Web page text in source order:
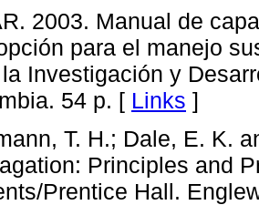
2003. Manual de
para el manejo
Investigación y
54 p. [ Links ]
T. H.; Dale, E. K.
Principles and
Prentice Hall.